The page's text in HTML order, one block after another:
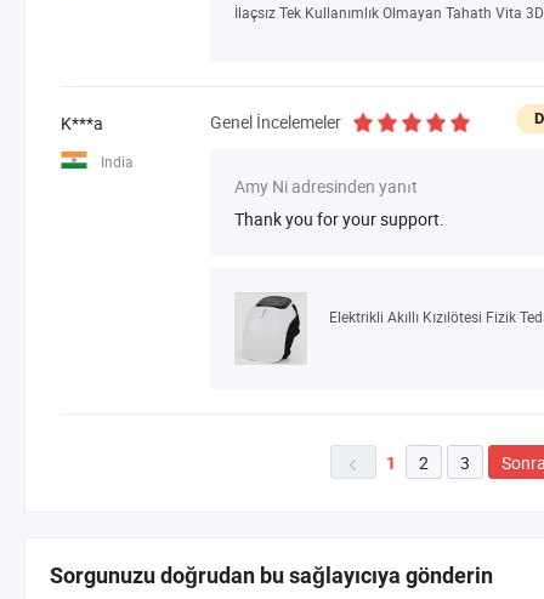
İlaçsız Tek Kullanımlık Olmayan Tahath Vita
K***a
India
Genel İncelemeler
Amy Ni adresinden yanıt
Thank you for your support.
 1 2 3
Sorgunuzu doğrudan bu sağlayıcıya gönderin